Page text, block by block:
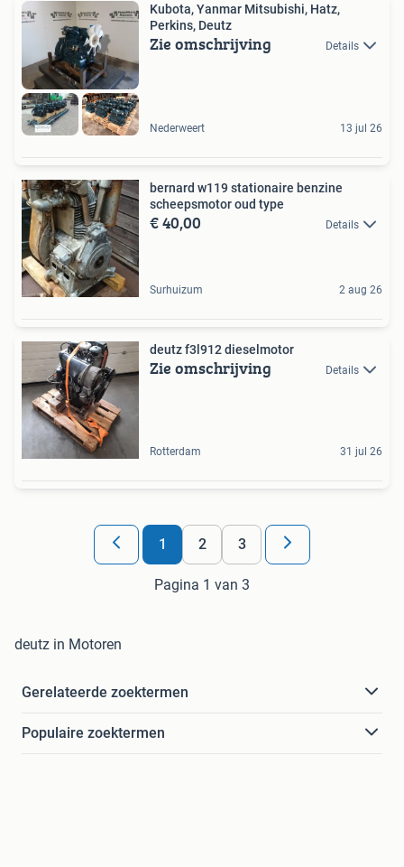
Kubota, Yanmar Mitsubishi, Hatz,
Perkins, Deutz
Zie omschrijving Details
Nederweert 13 jul 26
bernard w119 stationaire benzine
scheepsmotor oud type
€ 40,00 Details
Surhuizum 2 aug 26
deutz f3l912 dieselmotor
Zie omschrijving Details
Rotterdam 31 jul 26
1 2 3
Pagina 1 van 3
deutz in Motoren
Gerelateerde zoektermen
Populaire zoektermen